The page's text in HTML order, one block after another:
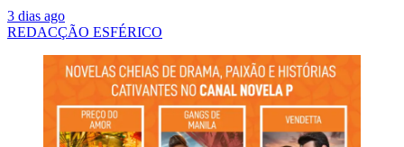
3 dias ago
REDACÇÃO ESFÉRICO